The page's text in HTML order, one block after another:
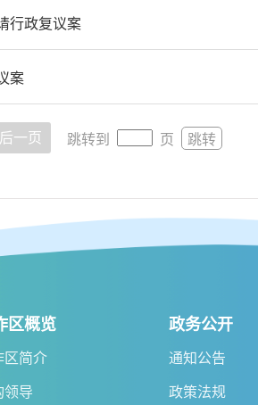
行政复议案
案
一页 跳转到 页 跳转
区概览
区简介
领导
政务公开
通知公告
政策法规